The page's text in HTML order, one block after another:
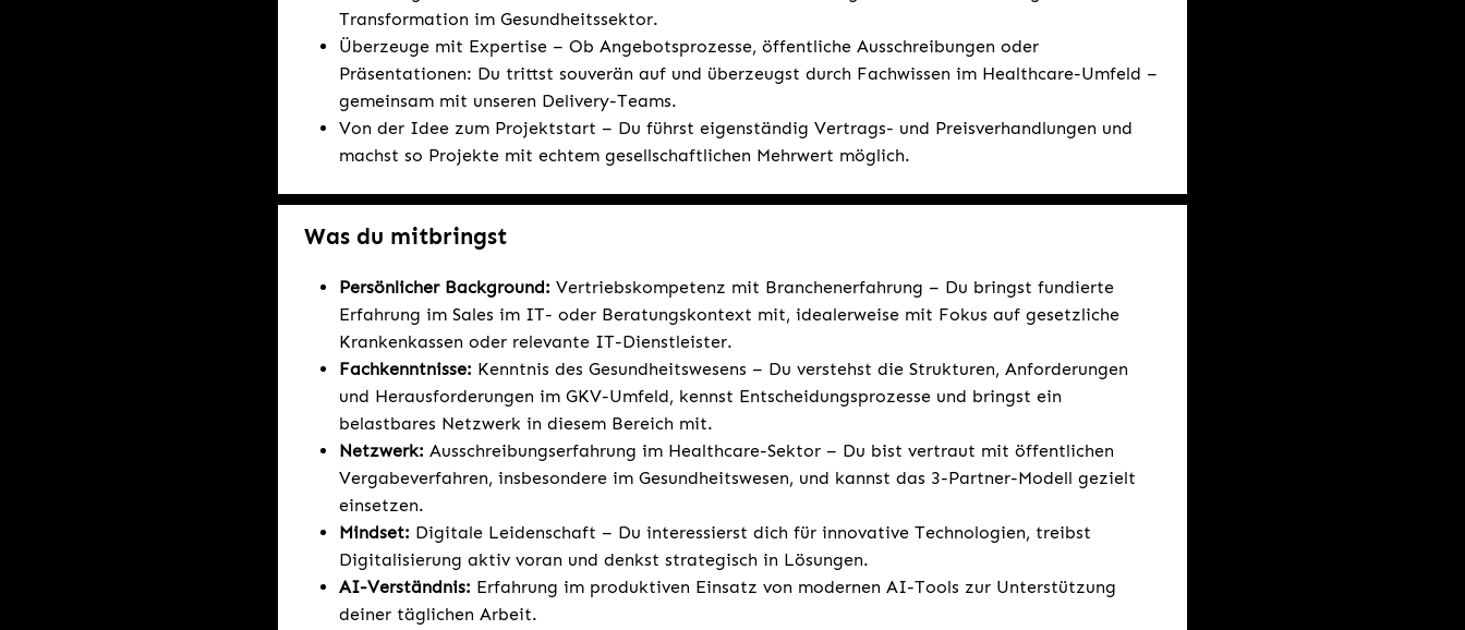
Transformation im Gesundheitssektor.
Überzeuge mit Expertise – Ob Angebotsprozesse, öffentliche Ausschreibungen oder
Präsentationen: Du trittst souverän auf und überzeugst durch Fachwissen im Healthcare-Umfeld –
gemeinsam mit unseren Delivery-Teams.
Von der Idee zum Projektstart – Du führst eigenständig Vertrags- und Preisverhandlungen und
machst so Projekte mit echtem gesellschaftlichen Mehrwert möglich.
Was du mitbringst
Persönlicher Background: Vertriebskompetenz mit Branchenerfahrung – Du bringst fundierte
Erfahrung im Sales im IT- oder Beratungskontext mit, idealerweise mit Fokus auf gesetzliche
Krankenkassen oder relevante IT-Dienstleister.
Fachkenntnisse: Kenntnis des Gesundheitswesens – Du verstehst die Strukturen, Anforderungen
und Herausforderungen im GKV-Umfeld, kennst Entscheidungsprozesse und bringst ein
belastbares Netzwerk in diesem Bereich mit.
Netzwerk: Ausschreibungserfahrung im Healthcare-Sektor – Du bist vertraut mit öffentlichen
Vergabeverfahren, insbesondere im Gesundheitswesen, und kannst das 3-Partner-Modell gezielt
einsetzen.
Mindset: Digitale Leidenschaft – Du interessierst dich für innovative Technologien, treibst
Digitalisierung aktiv voran und denkst strategisch in Lösungen.
AI-Verständnis: Erfahrung im produktiven Einsatz von modernen AI-Tools zur Unterstützung
deiner täglichen Arbeit.